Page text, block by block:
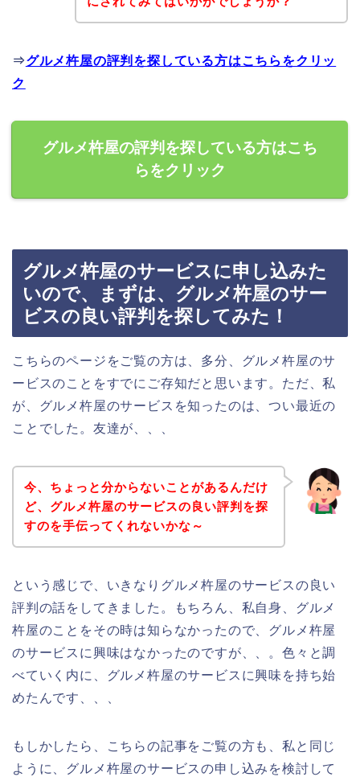
⇒グルメ杵屋の評判を探している方はこちらをクリッ
ク
グルメ杵屋の評判を探している方はこち
らをクリック
グルメ杵屋のサービスに申し込みた
いので、まずは、グルメ杵屋のサー
ビスの良い評判を探してみた！
こちらのページをご覧の方は、多分、グルメ杵屋のサ
ービスのことをすでにご存知だと思います。ただ、私
が、グルメ杵屋のサービスを知ったのは、つい最近の
ことでした。友達が、、、
今、ちょっと分からないことがあるんだけ
ど、グルメ杵屋のサービスの良い評判を探
すのを手伝ってくれないかな～
という感じで、いきなりグルメ杵屋のサービスの良い
評判の話をしてきました。もちろん、私自身、グルメ
杵屋のことをその時は知らなかったので、グルメ杵屋
のサービスに興味はなかったのですが、、。色々と調
べていく内に、グルメ杵屋のサービスに興味を持ち始
めたんです、、、
もしかしたら、こちらの記事をご覧の方も、私と同じ
ように、グルメ杵屋のサービスの申し込みを検討して